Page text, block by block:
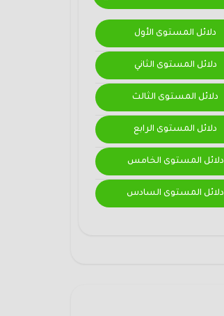
دلائل المستوى الأول
دلائل المستوى الثاني
دلائل المستوى الثالث
دلائل المستوى الرابع
دلائل المستوى الخامس
دلائل المستوى السادس